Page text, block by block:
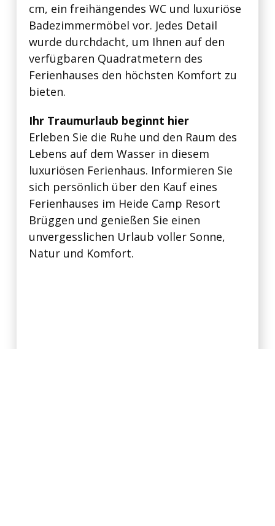
cm, ein freihängendes WC und luxuriöse
Badezimmermöbel vor. Jedes Detail
wurde durchdacht, um Ihnen auf den
verfügbaren Quadratmetern des
Ferienhauses den höchsten Komfort zu
bieten.
Ihr Traumurlaub beginnt hier
Erleben Sie die Ruhe und den Raum des
Lebens auf dem Wasser in diesem
luxuriösen Ferienhaus. Informieren Sie
sich persönlich über den Kauf eines
Ferienhauses im Heide Camp Resort
Brüggen und genießen Sie einen
unvergesslichen Urlaub voller Sonne,
Natur und Komfort.